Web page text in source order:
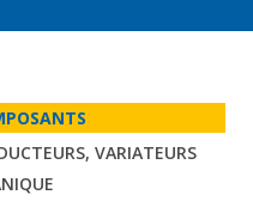
VARIATEURS